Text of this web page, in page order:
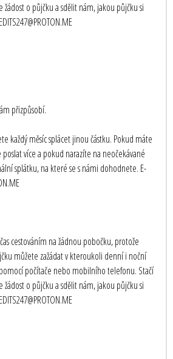
o půjčku a sdělit nám, jakou půjčku si
přizpůsobí.
každý měsíc splácet jinou částku. Pokud máte
více a pokud narazíte na neočekávané
splátku, na které se s námi dohodnete. E-
cestováním na žádnou pobočku, protože
můžete zažádat v kteroukoli denní i noční
počítače nebo mobilního telefonu. Stačí
o půjčku a sdělit nám, jakou půjčku si